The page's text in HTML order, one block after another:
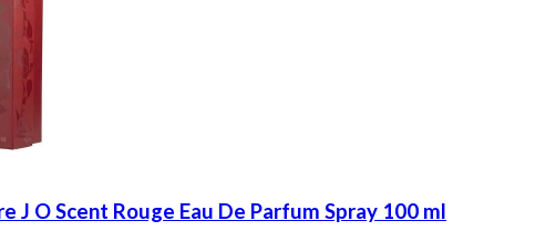
J O Scent Rouge Eau De Parfum Spray 100 ml